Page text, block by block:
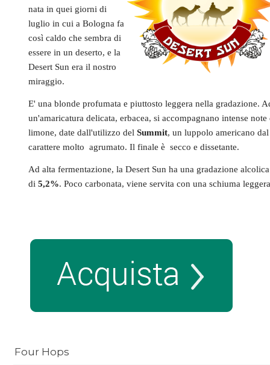
nata in quei giorni di
luglio in cui a Bologna fa
così caldo che sembra di
essere in un deserto, e la
Desert Sun era il nostro
miraggio.
E' una blonde profumata e piuttosto leggera nella gradazione.
un'amaricatura delicata, erbacea, si accompagnano intense note
limone, date dall'utilizzo delSummit, un luppolo americano dal
carattere molto agrumato. Il finale è secco e dissetante.
Ad alta fermentazione, la Desert Sun ha una gradazione alcolica
di5,2%. Poco carbonata, viene servita con una schiuma
Four Hops